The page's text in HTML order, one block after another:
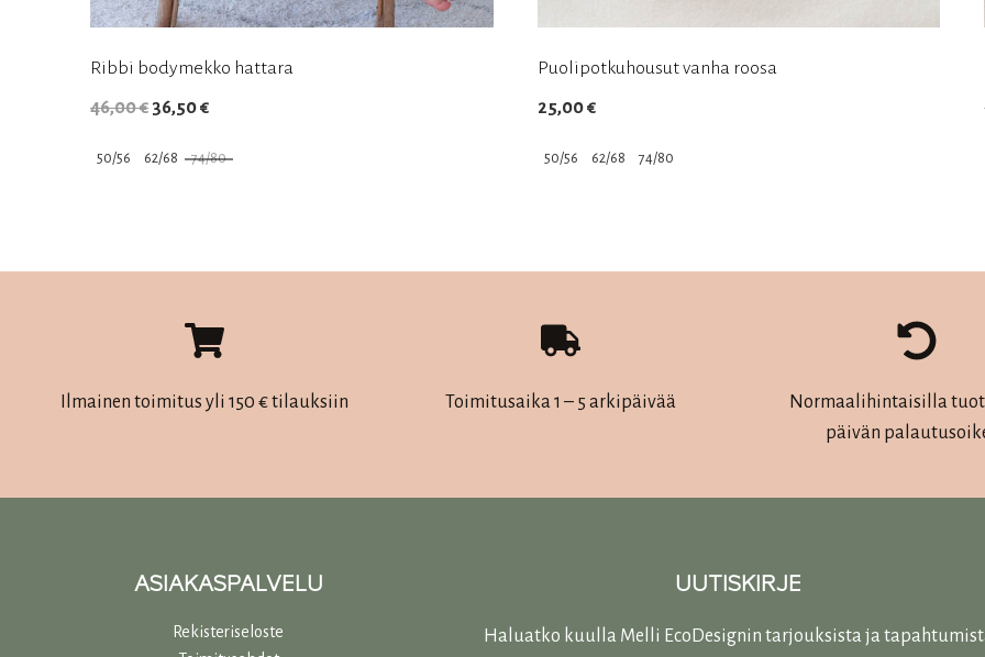
Ribbi bodymekko hattara
46,00€ Alkuperäinen
oli:
36,50€Nykyinen
on:
50/56 62/68 74/80
muunnelma.
valinnat
Puolipotkuhousut vanha roosa
25,00€
50/56 62/68 74/80
muunnelma.
Voit
valinnat
Ilmainen toimitus yli 150 € tilauksiin Toimitusaika 1 – 5 arkipäivää
Normaalihintaisilla
päivän
ASIAKASPALVELU
Rekisteriseloste
UUTISKIRJE
Haluatko kuulla Melli EcoDesignin tarjouksista ja